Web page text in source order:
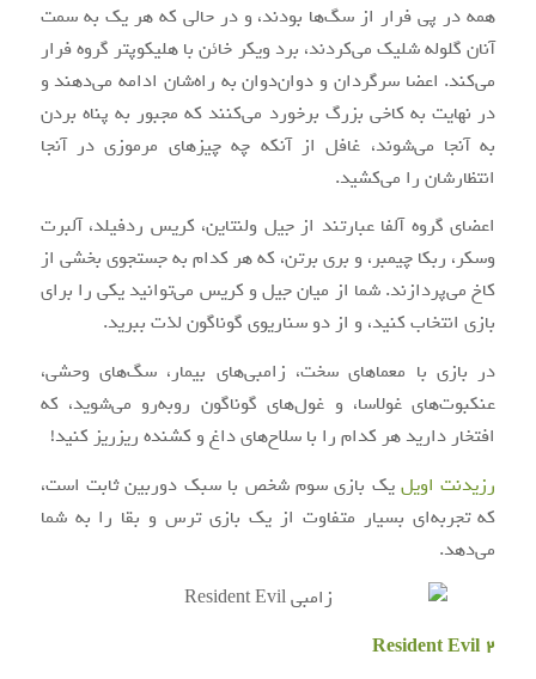
همه در پی فرار از سگ‌ها بودند، و در حالی که هر یک به سمت
آنان گلوله شلیک می‌کردند، برد ویکر خائن با هلیکوپتر گروه فرار
می‌کند. اعضا سرگردان و دوان‌دوان به راه‌شان ادامه می‌دهند و
در نهایت به کاخی بزرگ برخورد می‌کنند که مجبور به پناه بردن
به آنجا می‌شوند، غافل از آنکه چه چیزهای مرموزی در آنجا
انتظارشان را می‌کشید.
اعضای گروه آلفا عبارتند از جیل ولنتاین، کریس ردفیلد، آلبرت
وسکر، ربکا چیمبر، و بری برتن، که هر کدام به جستجوی بخشی از
کاخ می‌پردازند. شما از میان جیل و کریس می‌توانید یکی را برای
بازی انتخاب کنید، و از دو سناریوی گوناگون لذت ببرید.
در بازی با معماهای سخت، زامبی‌های بیمار، سگ‌های وحشی،
عنکبوت‌های غولاسا، و غول‌های گوناگون روبه‌رو می‌شوید، که
افتخار دارید هر کدام را با سلاح‌های داغ و کشنده ریزریز کنید!
رزیدنت اویلیک بازی سوم شخص با سبک دوربین ثابت است،
که تجربه‌ای بسیار متفاوت از یک بازی ترس و بقا را به شما
می‌دهد.
Resident Evil 2